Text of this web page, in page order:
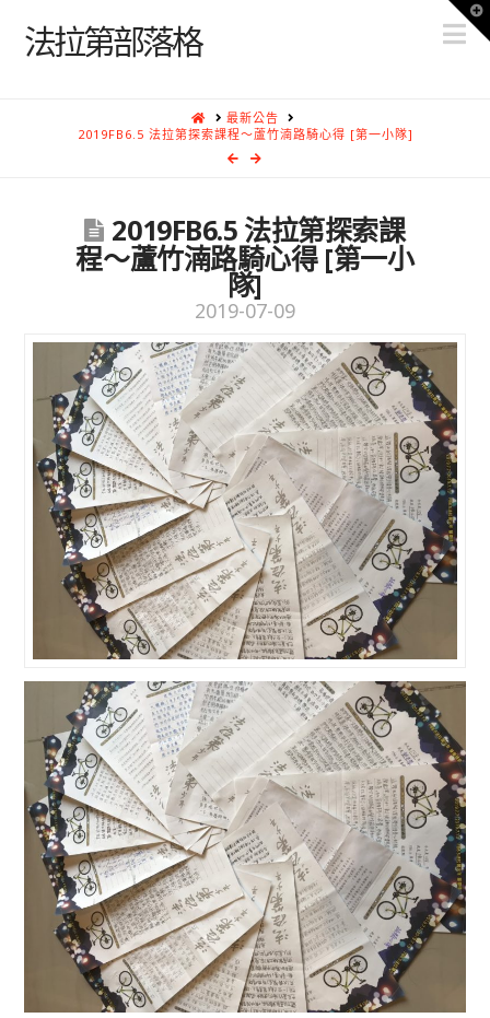
法拉第部落格
HOME最新公告
2019FB6.5 法拉第探索課程～蘆竹湳路騎心得 [第一小隊]
2019FB6.5 法拉第探索課
程～蘆竹湳路騎心得 [第一小
隊]
2019-07-09